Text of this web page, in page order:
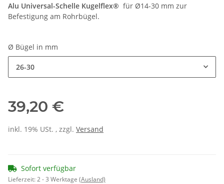
Alu Universal-Schelle Kugelflex® für Ø14-30 mm zur
Befestigung am Rohrbügel.
Ø Bügel in mm
26-30
39,20 €
inkl. 19% USt. , zzgl. Versand
Sofort verfügbar
Lieferzeit:2 - 3 Werktage (Ausland)